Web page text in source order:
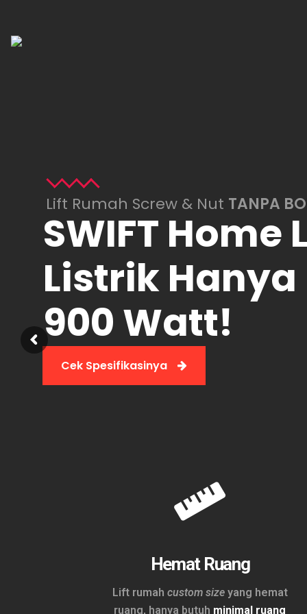
Lift Rumah Screw & Nut TANPA
SWIFT Home
Listrik Hanya
900 Watt!
Cek Spesifikasinya
Hemat Ruang
Lift rumah custom sizeyang hemat
ruang, hanya butuh minimal ruang